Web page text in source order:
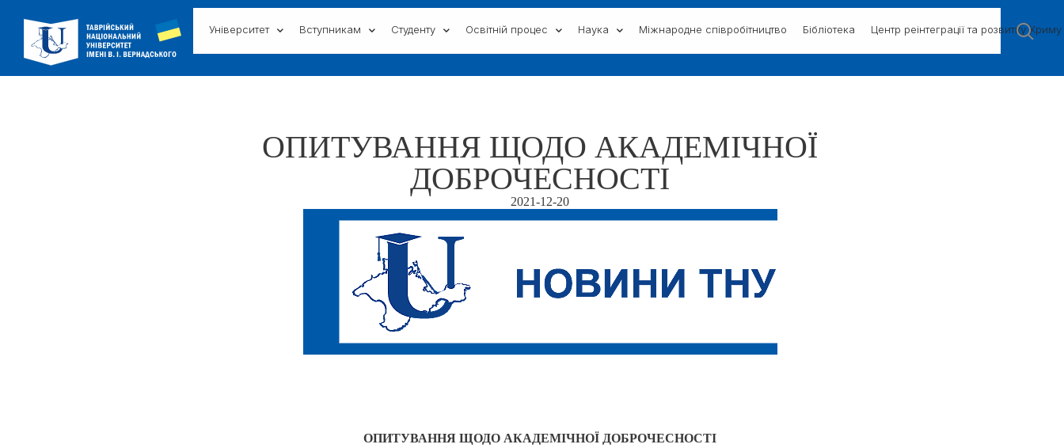
Університет Вступникам Студенту Освітній процес Наука Міжнародне співробітництво Бібліотека Центр реінтеграції та розвитку Криму
ОПИТУВАННЯ ЩОДО АКАДЕМІЧНОЇ
ДОБРОЧЕСНОСТІ
2021-12-20
ОПИТУВАННЯ ЩОДО АКАДЕМІЧНОЇ ДОБРОЧЕСНОСТІ